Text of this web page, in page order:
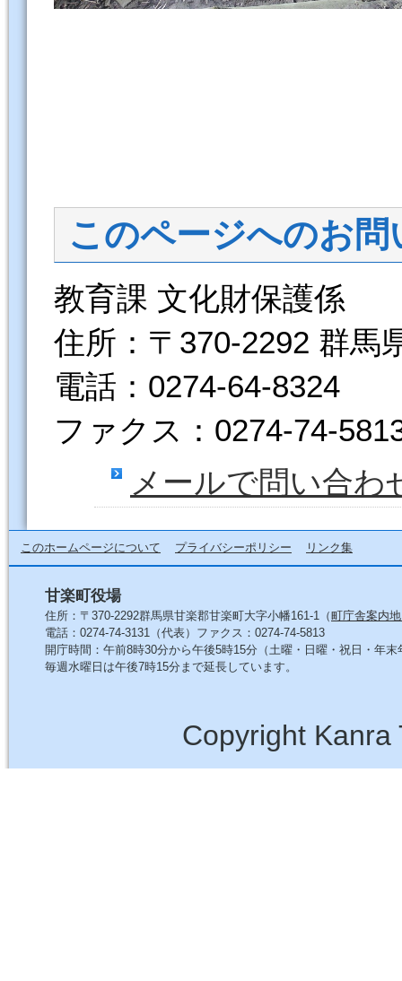
このページへのお問
教育課 文化財保護係
住所：〒370-2292 群馬
電話：0274-64-8324
ファクス：0274-74-
メールで問い合わ
このホームページについて プライバシーポリシー リンク集
甘楽町役場
住所：〒370-2292群馬県甘楽郡甘楽町大字小幡161-1（町庁舎案内
電話：0274-74-3131（代表）ファクス：0274-74-5813
開庁時間：午前8時30分から午後5時15分（土曜・日曜・祝日・年末
毎週水曜日は午後7時15分まで延長しています。
Copyright Kanra